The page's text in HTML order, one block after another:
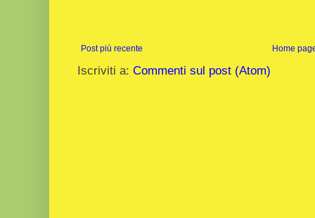
Post più recente Home
Iscriviti a: Commenti sul post (Atom)